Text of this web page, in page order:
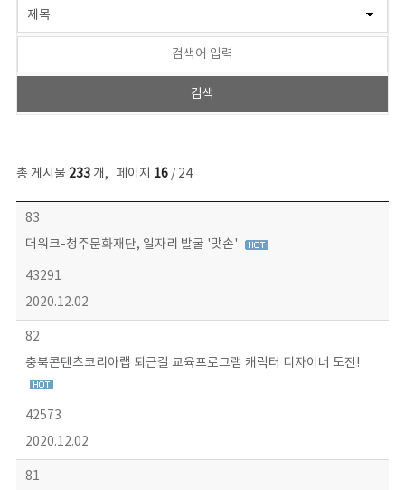
총 게시물 233개, 페이지 16/ 24
보도자료 목록 - 번호, 제목, 작성자, 파일, 조회수, 작성일 정보 제공
83
더워크-청주문화재단, 일자리 발굴 '맞손'
43291
2020.12.02
82
충북콘텐츠코리아랩 퇴근길 교육프로그램 캐릭터 디자이너 도전!
42573
2020.12.02
81